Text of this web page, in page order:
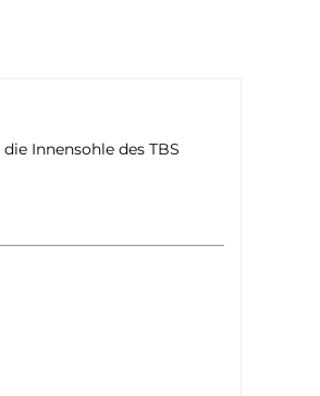
Innensohle des TBS